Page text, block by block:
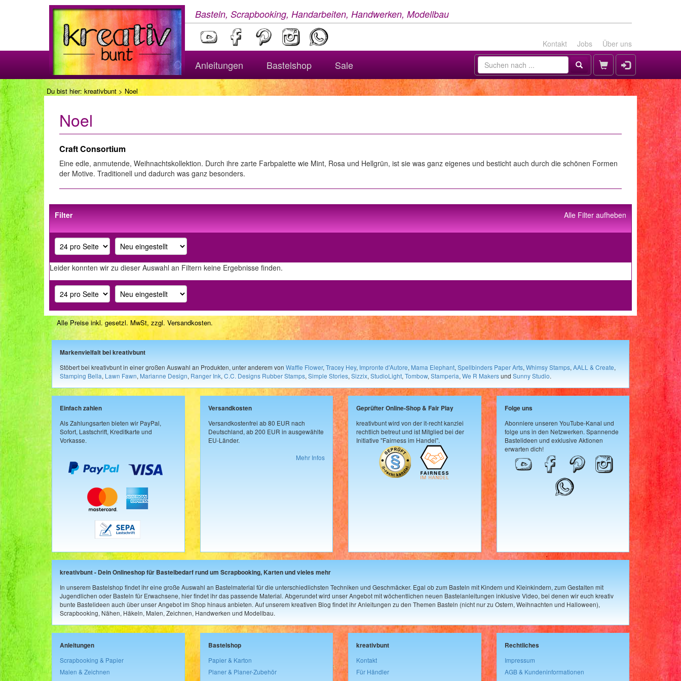
Basteln, Scrapbooking, Handarbeiten, Handwerken, Modellbau
Kontakt Jobs Über uns
Anleitungen Bastelshop Sale
Du bist hier: kreativbunt > Noel
Noel
Craft Consortium
Eine edle, anmutende, Weihnachtskollektion. Durch ihre zarte Farbpalette wie Mint, Rosa und Hellgrün, ist sie was ganz eigenes und besticht auch durch die schönen Formen
der Motive. Traditionell und dadurch was ganz besonders.
Alle Filter aufheben
Filter
Leider konnten wir zu dieser Auswahl an Filtern keine Ergebnisse finden.
Alle Preise inkl. gesetzl. MwSt, zzgl. Versandkosten.
Markenvielfalt bei kreativbunt
Stöbert bei kreativbunt in einer großen Auswahl an Produkten, unter anderem von Waffle Flower, Tracey Hey, Impronte d'Autore, Mama Elephant, Spellbinders Paper Arts, Whimsy Stamps, AALL & Create,
Stamping Bella, Lawn Fawn, Marianne Design, Ranger Ink, C.C. Designs Rubber Stamps, Simple Stories, Sizzix, StudioLight, Tombow, Stamperia, We R Makersund Sunny Studio.
Einfach zahlen
Als Zahlungsarten bieten wir PayPal,
Sofort, Lastschrift, Kreditkarte und
Vorkasse.
Versandkosten
Versandkostenfrei ab 80 EUR nach
Deutschland, ab 200 EUR in ausgewählte
EU-Länder.
Mehr Infos
Geprüfter Online-Shop & Fair Play
kreativbunt wird von der it-recht kanzlei
rechtlich betreut und ist Mitglied bei der
Initiative "Fairness im Handel".
Folge uns
Abonniere unseren YouTube-Kanal und
folge uns in den Netzwerken. Spannende
Bastelideen und exklusive Aktionen
erwarten dich!
kreativbunt - Dein Onlineshop für Bastelbedarf rund um Scrapbooking, Karten und vieles mehr
In unserem Bastelshop findet ihr eine große Auswahl an Bastelmaterial für die unterschiedlichsten Techniken und Geschmäcker. Egal ob zum Basteln mit Kindern und Kleinkindern, zum Gestalten mit
Jugendlichen oder Basteln für Erwachsene, hier findet ihr das passende Material. Abgerundet wird unser Angebot mit wöchentlichen neuen Bastelanleitungen inklusive Video, bei denen wir euch kreativ
bunte Bastelideen auch über unser Angebot im Shop hinaus anbieten. Auf unserem kreativen Blog findet ihr Anleitungen zu den Themen Basteln (nicht nur zu Ostern, Weihnachten und Halloween),
Scrapbooking, Nähen, Häkeln, Malen, Zeichnen, Handwerken und Modellbau.
Anleitungen
Scrapbooking & Papier
Malen & Zeichnen
Bastelshop
Papier & Karton
Planer & Planer-Zubehör
kreativbunt
Kontakt
Für Händler
Rechtliches
Impressum
AGB & Kundeninformationen